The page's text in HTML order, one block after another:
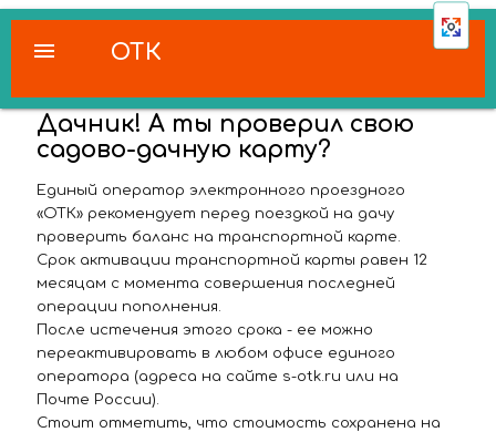
ОТК
menu
Дачник! А ты проверил свою
садово-дачную карту?
Единый оператор электронного проездного
«ОТК» рекомендует перед поездкой на дачу
проверить баланс на транспортной карте.
Срок активации транспортной карты равен 12
месяцам с момента совершения последней
операции пополнения.
После истечения этого срока - ее можно
переактивировать в любом офисе единого
оператора (адреса на сайте s-otk.ru или на
Почте России).
Стоит отметить, что стоимость сохранена на